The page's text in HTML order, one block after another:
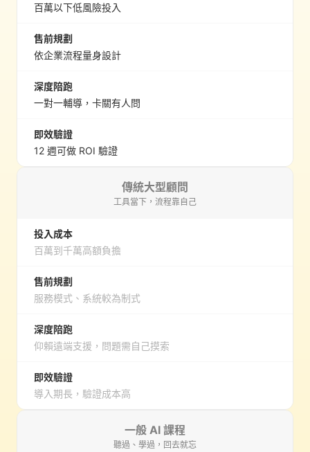
百萬以下低風險投入
售前規劃
依企業流程量身設計
深度陪跑
一對一輔導，卡關有人問
即效驗證
12 週可做 ROI 驗證
傳統大型顧問
工具當下，流程靠自己
投入成本
百萬到千萬高額負擔
售前規劃
服務模式、系統較為制式
深度陪跑
仰賴遠端支援，問題需自己摸索
即效驗證
導入期長，驗證成本高
一般 AI 課程
聽過、學過，回去就忘